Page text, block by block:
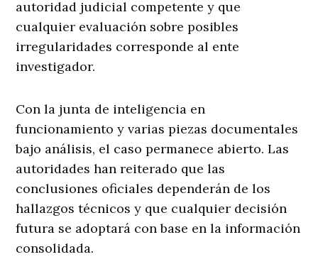
autoridad judicial competente y que
cualquier evaluación sobre posibles
irregularidades corresponde al ente
investigador.
Con la junta de inteligencia en
funcionamiento y varias piezas documentales
bajo análisis, el caso permanece abierto. Las
autoridades han reiterado que las
conclusiones oficiales dependerán de los
hallazgos técnicos y que cualquier decisión
futura se adoptará con base en la información
consolidada.